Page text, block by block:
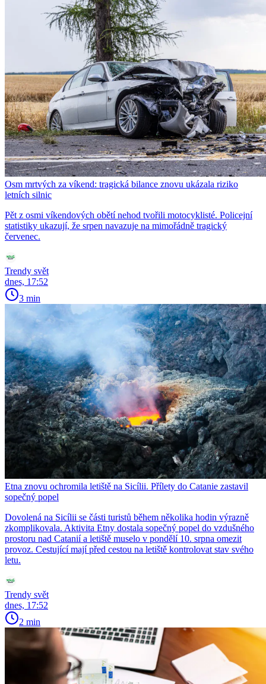
Osm mrtvých za víkend: tragická bilance znovu ukázala riziko
letních silnic
Pět z osmi víkendových obětí nehod tvořili motocyklisté. Policejní
statistiky ukazují, že srpen navazuje na mimořádně tragický
červenec.
Trendy svět
dnes, 17:52
3 min
Etna znovu ochromila letiště na Sicílii. Přílety do Catanie zastavil
sopečný popel
Dovolená na Sicílii se části turistů během několika hodin výrazně
zkomplikovala. Aktivita Etny dostala sopečný popel do vzdušného
prostoru nad Catanií a letiště muselo v pondělí 10. srpna omezit
provoz. Cestující mají před cestou na letiště kontrolovat stav svého
letu.
Trendy svět
dnes, 17:52
2 min